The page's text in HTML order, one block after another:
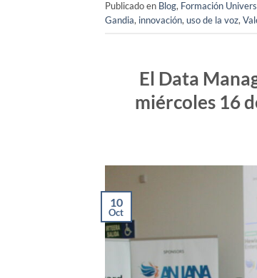
Publicado en Blog, Formación
Gandia, innovación, uso de la voz,
El Data
miércoles 16
10
Oct